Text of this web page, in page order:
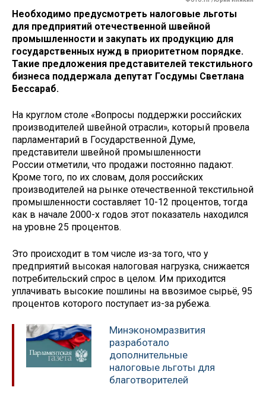
Необходимо предусмотреть налоговые льготы
для предприятий отечественной швейной
промышленности и закупать их продукцию для
государственных нужд в приоритетном порядке.
Такие предложения представителей текстильного
бизнеса поддержала депутат Госдумы Светлана
Бессараб.
На круглом столе «Вопросы поддержки российских
производителей швейной отрасли», который провела
парламентарий в Государственной Думе,
представители швейной промышленности
России отметили, что продажи постоянно падают.
Кроме того, по их словам, доля российских
производителей на рынке отечественной текстильной
промышленности составляет 10-12 процентов, тогда
как в начале 2000-х годов этот показатель находился
на уровне 25 процентов.
Это происходит в том числе из-за того, что у
предприятий высокая налоговая нагрузка, снижается
потребительский спрос в целом. Им приходится
уплачивать высокие пошлины на ввозимое сырьё, 95
процентов которого поступает из-за рубежа.
Минэкономразвития
разработало
дополнительные
налоговые льготы для
благотворителей